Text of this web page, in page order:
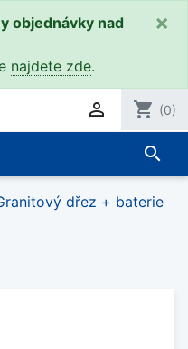
objednávky nad
najdete zde.
×
 shopping_cart (0)
search
dřez + baterie